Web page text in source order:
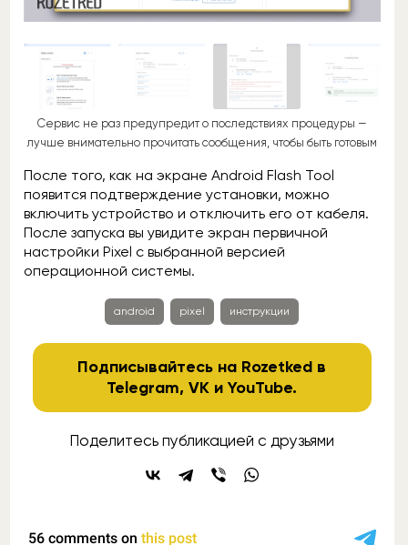
Сервис не раз предупредит о последствиях процедуры —
лучше внимательно прочитать сообщения, чтобы быть готовым
После того, как на экране Android Flash Tool
появится подтверждение установки, можно
включить устройство и отключить его от кабеля.
После запуска вы увидите экран первичной
настройки Pixel с выбранной версией
операционной системы.
android pixel инструкции
Подписывайтесь на Rozetked в
Telegram,VK иYouTube.
Поделитесь публикацией с друзьями